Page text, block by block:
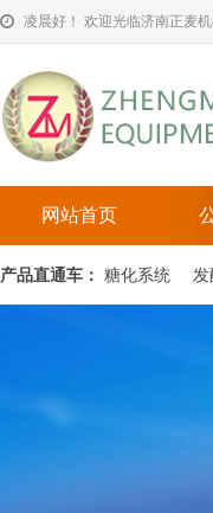
凌晨好！ 欢迎光临济南正麦
网站首页
产品直通车： 糖化系统